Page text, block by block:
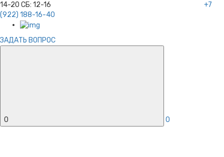
14-20 СБ: 12-16
+7
(922) 188-16-40
ЗАДАТЬ ВОПРОС
0 0